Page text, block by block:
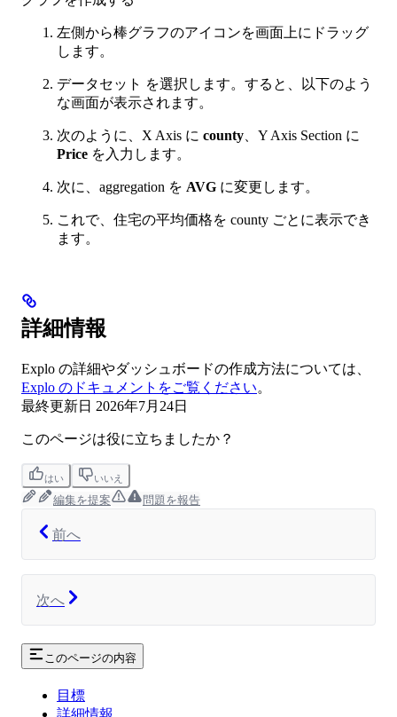
左側から棒グラフのアイコンを画面上にドラッグ
します。
データセット を選択します。すると、以下のよう
な画面が表示されます。
次のように、X Axis に county 、Y Axis Section に
Price を入力します。
次に、aggregation を AVG に変更します。
これで、住宅の平均価格を county ごとに表示でき
ます。
詳細情報
Explo の詳細やダッシュボードの作成方法については、
Explo のドキュメントをご覧ください。
最終更新日 2026年7月24日
このページは役に立ちましたか？
はい いいえ
編集を提案 問題を報告
前へ
次へ
このページの内容
目標
詳細情報